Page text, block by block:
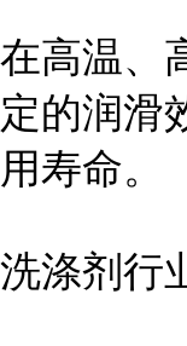
在高温、
定的润滑
用寿命。
洗涤剂行